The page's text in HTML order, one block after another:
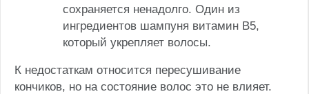
сохраняется ненадолго. Один из
ингредиентов шампуня витамин В5,
который укрепляет волосы.
К недостаткам относится пересушивание
кончиков, но на состояние волос это не влияет.